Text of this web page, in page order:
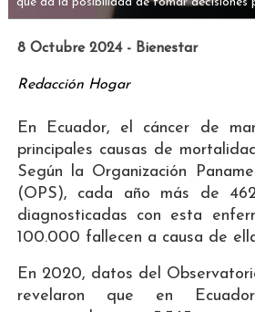
8 Octubre 2024 - Bienestar
Redacción Hogar
En Ecuador, el cáncer de
principales causas de
Según la Organización
(OPS), cada año más de
diagnosticadas con esta
100.000 fallecen a causa de
En 2020, datos del
revelaron que en